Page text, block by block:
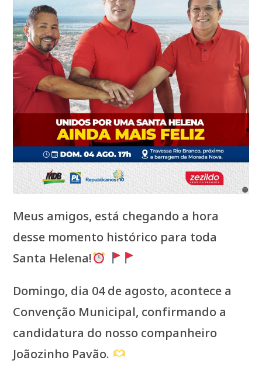
Meus amigos, está chegando a hora
desse momento histórico para toda
Santa Helena!
Domingo, dia 04 de agosto, acontece a
Convenção Municipal, confirmando a
candidatura do nosso companheiro
Joãozinho Pavão.